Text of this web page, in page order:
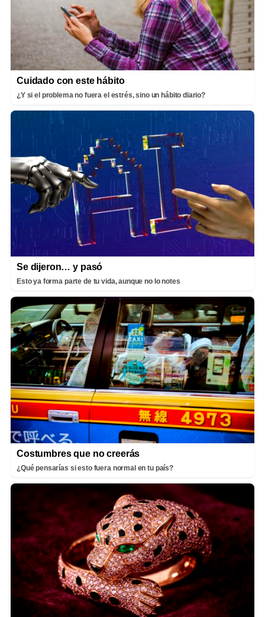
Cuidado con este hábito
¿Y si el problema no fuera el estrés, sino un hábito diario?
Se dijeron… y pasó
Esto ya forma parte de tu vida, aunque no lo notes
Costumbres que no creerás
¿Qué pensarías si esto fuera normal en tu país?